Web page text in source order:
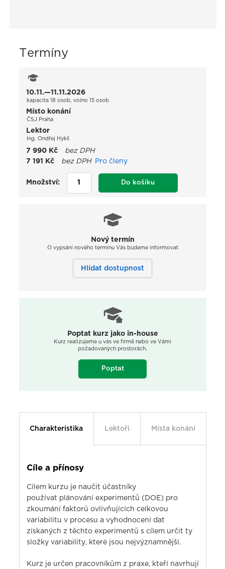
Termíny
10.11.—11.11.2026
kapacita 18 osob, volno 15 osob
Místo konání
ČSJ Praha
Lektor
Ing. Ondřej Hykš
7 990 Kč
bez DPH
Pro členy
7 191 Kč bez DPH
Množství: Do košíku
Nový termín
O vypsání nového termínu Vás budeme informovat
Hlídat dostupnost
Poptat kurz jako in-house
Kurz realizujeme u vás ve firmě nebo ve Vámi
požadovaných prostorách.
Poptat
Charakteristika Lektoři Místa konání
Cíle a přínosy
Cílem kurzu je naučit účastníky
používat plánování experimentů (DOE) pro
zkoumání faktorů ovlivňujících celkovou
variabilitu v procesu a vyhodnocení dat
získaných z těchto experimentů s cílem určit ty
složky variability, které jsou nejvýznamnější.
Kurz je určen pracovníkům z praxe, kteří navrhují